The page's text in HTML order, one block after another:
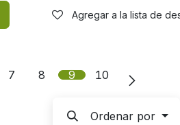
Agregar a la lista de
7 8 9 10
Ordenar por